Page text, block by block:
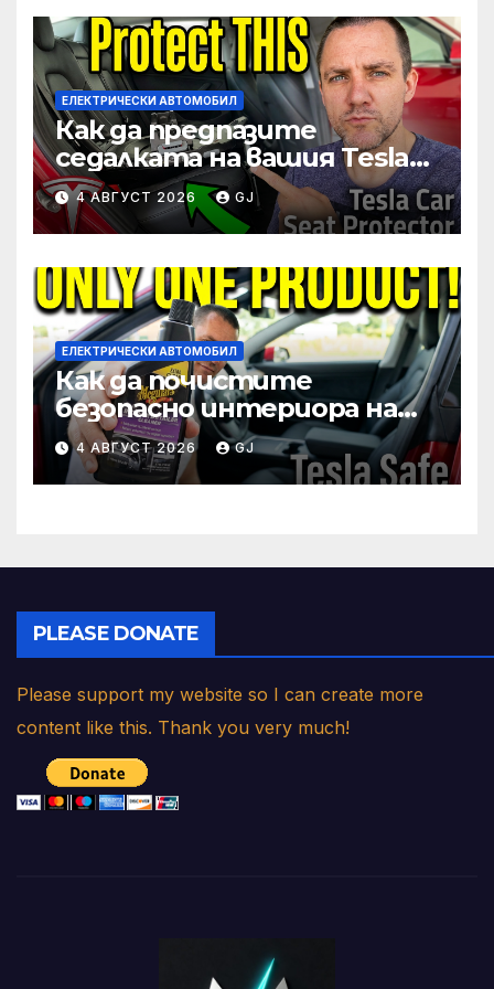
ЕЛЕКТРИЧЕСКИ АВТОМОБИЛ
Как да предпазите
седалката на вашия Tesla
от бебешките столчета
за кола
4 АВГУСТ 2026 GJ
ЕЛЕКТРИЧЕСКИ АВТОМОБИЛ
Как да почистите
безопасно интериора на
Tesla (седалки, волан,
екран)
4 АВГУСТ 2026 GJ
PLEASE DONATE
Please support my website so I can create more
content like this. Thank you very much!